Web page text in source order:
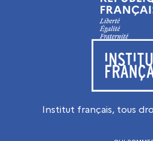
Visiter le site de
Institut français, tous